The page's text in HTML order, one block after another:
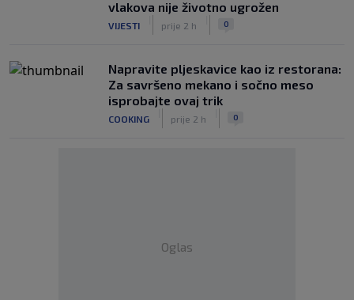
vlakova nije životno ugrožen
VIJESTI prije 2 h 0
Napravite pljeskavice kao iz restorana:
Za savršeno mekano i sočno meso
isprobajte ovaj trik
COOKING prije 2 h 0
Oglas